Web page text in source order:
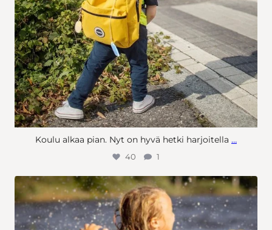
Koulu alkaa pian. Nyt on hyvä hetki harjoitella …
40 1
Sinilevää ei havaittu Siilinjärven havaintopaikoilla tänä aamuna
Ajankohtaisen tilanteen löydät myös Siilinjärvi-sovelluksen
hyödyllisiä linkkejä osiosta....